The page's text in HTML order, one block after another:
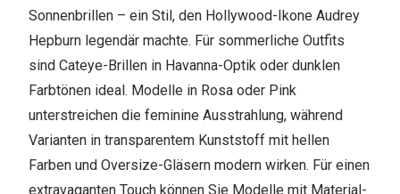
Sonnenbrillen – ein Stil, den Hollywood-Ikone Audrey
Hepburn legendär machte. Für sommerliche Outfits
sind Cateye-Brillen in Havanna-Optik oder dunklen
Farbtönen ideal. Modelle in Rosa oder Pink
unterstreichen die feminine Ausstrahlung, während
Varianten in transparentem Kunststoff mit hellen
Farben und Oversize-Gläsern modern wirken. Für einen
extravaganten Touch können Sie Modelle mit Material-